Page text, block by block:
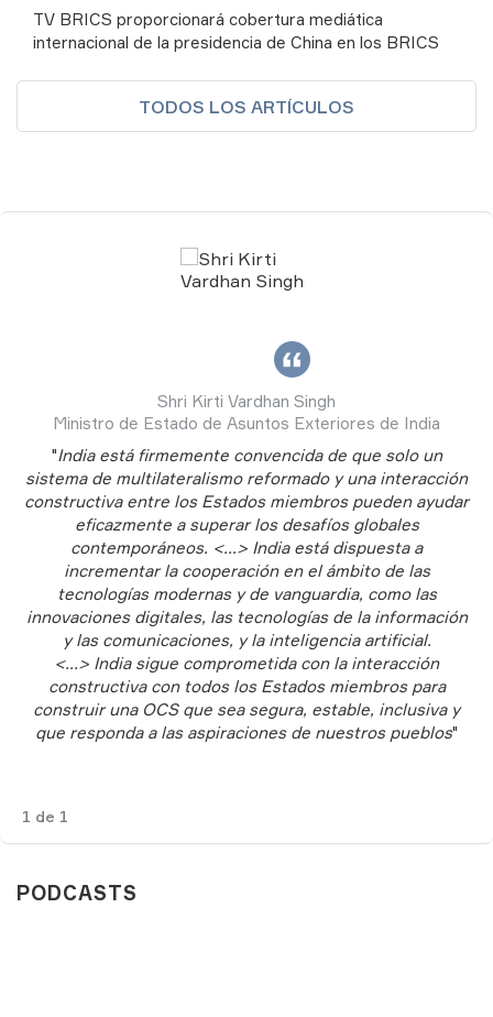
TV BRICS proporcionará cobertura mediática
internacional de la presidencia de China en los BRICS
TODOS LOS ARTÍCULOS
Shri Kirti Vardhan Singh
Ministro de Estado de Asuntos Exteriores de India
"India está firmemente convencida de que solo un
sistema de multilateralismo reformado y una interacción
constructiva entre los Estados miembros pueden ayudar
eficazmente a superar los desafíos globales
contemporáneos. <...> India está dispuesta a
incrementar la cooperación en el ámbito de las
tecnologías modernas y de vanguardia, como las
innovaciones digitales, las tecnologías de la información
y las comunicaciones, y la inteligencia artificial.
<...> India sigue comprometida con la interacción
constructiva con todos los Estados miembros para
construir una OCS que sea segura, estable, inclusiva y
que responda a las aspiraciones de nuestros pueblos"
1 de 1
PODCASTS